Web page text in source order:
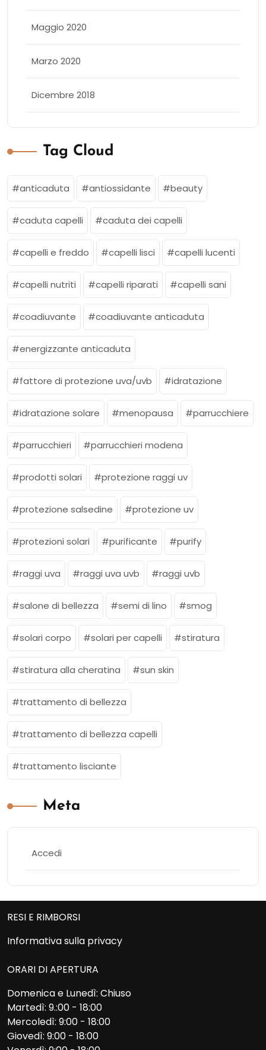
Maggio 2020
Marzo 2020
Dicembre 2018
Tag Cloud
anticaduta antiossidante beauty
caduta capelli caduta dei capelli
capelli e freddo capelli lisci capelli lucenti
capelli nutriti capelli riparati capelli sani
coadiuvante coadiuvante anticaduta
energizzante anticaduta
fattore di protezione uva/uvb idratazione
idratazione solare menopausa parrucchiere
parrucchieri parrucchieri modena
prodotti solari protezione raggi uv
protezione salsedine protezione uv
protezioni solari purificante purify
raggi uva raggi uva uvb raggi uvb
salone di bellezza semi di lino smog
solari corpo solari per capelli stiratura
stiratura alla cheratina sun skin
trattamento di bellezza
trattamento di bellezza capelli
trattamento lisciante
Meta
Accedi
RESI E RIMBORSI
Informativa sulla privacy
ORARI DI APERTURA
Domenica e Lunedì: Chiuso
Martedì: 9.:00 - 18:00
Mercoledì: 9:00 - 18:00
Giovedì: 9:00 - 18:00